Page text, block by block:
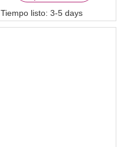
Tiempo listo: 3-5 days